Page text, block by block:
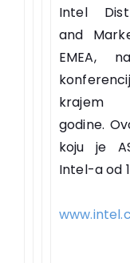
Intel
and
EMEA,
krajem
godine.
koju je
Intel-a od